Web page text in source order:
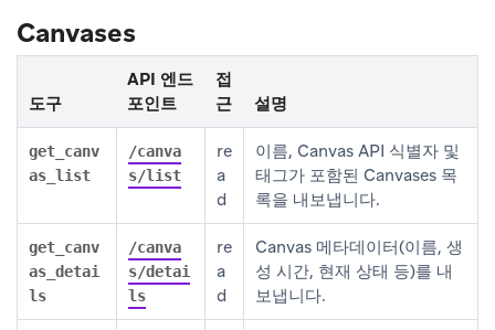
Canvases
도구
API 엔드
포인트
접
근
설명
get_canv
as_list
/canva
s/list
re
a
d
이름, Canvas API 식별자 및
태그가 포함된 Canvases 목
록을 내보냅니다.
get_canv
as_detai
ls
/canva
s/detai
ls
re
a
d
Canvas 메타데이터(이름, 생
성 시간, 현재 상태 등)를 내
보냅니다.